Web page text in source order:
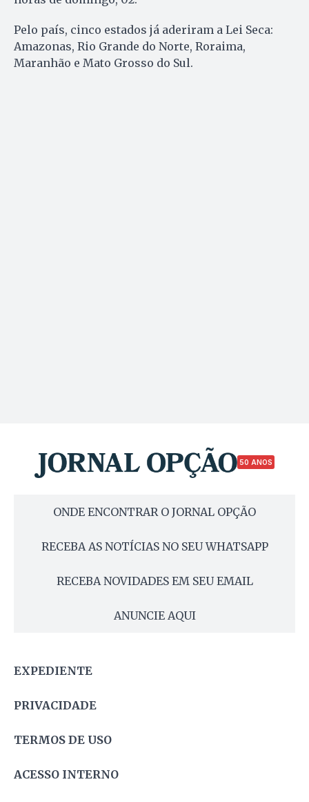
Pelo país, cinco estados já aderiram a Lei Seca:
Amazonas, Rio Grande do Norte, Roraima,
Maranhão e Mato Grosso do Sul.
50 ANOS
ONDE ENCONTRAR O JORNAL OPÇÃO
RECEBA AS NOTÍCIAS NO SEU WHATSAPP
RECEBA NOVIDADES EM SEU EMAIL
ANUNCIE AQUI
EXPEDIENTE
PRIVACIDADE
TERMOS DE USO
ACESSO INTERNO